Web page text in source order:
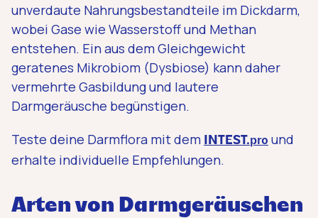
unverdaute Nahrungsbestandteile im Dickdarm,
wobei Gase wie Wasserstoff und Methan
entstehen. Ein aus dem Gleichgewicht
geratenes Mikrobiom (Dysbiose) kann daher
vermehrte Gasbildung und lautere
Darmgeräusche begünstigen.
Teste deine Darmflora mit dem INTEST.pro und
erhalte individuelle Empfehlungen.
Arten von Darmgeräuschen